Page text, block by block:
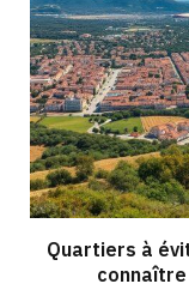
Quartiers à